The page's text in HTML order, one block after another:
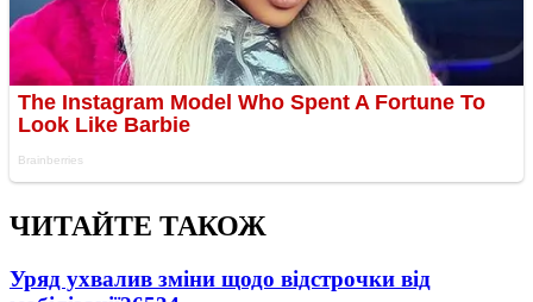
ЧИТАЙТЕ ТАКОЖ
Уряд ухвалив зміни щодо відстрочки від